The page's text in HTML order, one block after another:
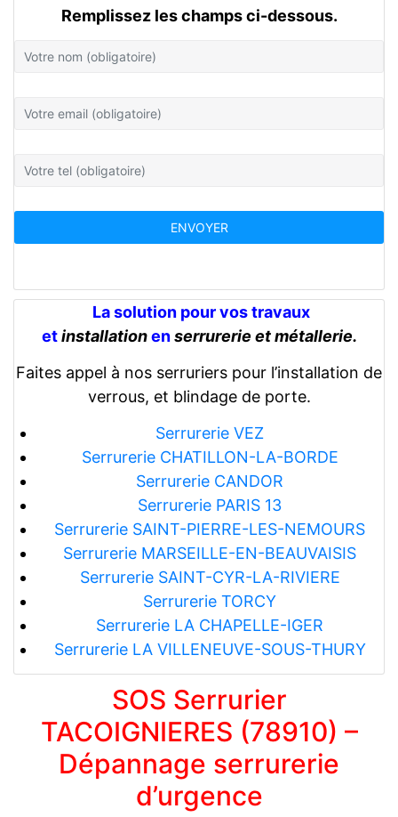
Remplissez les champs ci-dessous.
La solution pour vos travaux
etinstallationenserrurerie et métallerie.
Faites appel à nos serruriers pour l’installation de
verrous, et blindage de porte.
Serrurerie VEZ
Serrurerie CHATILLON-LA-BORDE
Serrurerie CANDOR
Serrurerie PARIS 13
Serrurerie SAINT-PIERRE-LES-NEMOURS
Serrurerie MARSEILLE-EN-BEAUVAISIS
Serrurerie SAINT-CYR-LA-RIVIERE
Serrurerie TORCY
Serrurerie LA CHAPELLE-IGER
Serrurerie LA VILLENEUVE-SOUS-THURY
SOS Serrurier
TACOIGNIERES (78910) –
Dépannage serrurerie
d’urgence